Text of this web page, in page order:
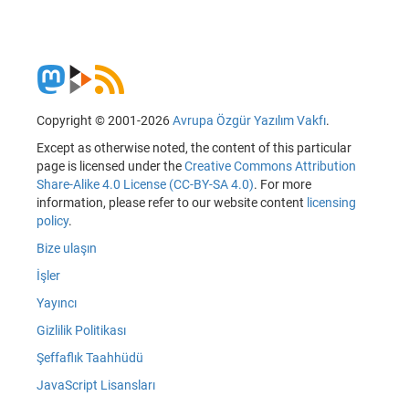
Copyright © 2001-2026Avrupa Özgür Yazılım Vakfı.
Except as otherwise noted, the content of this particular
page is licensed under theCreative Commons Attribution
Share-Alike 4.0 License (CC-BY-SA 4.0). For more
information, please refer to our website content licensing
policy.
Bize ulaşın
İşler
Yayıncı
Gizlilik Politikası
Şeffaflık Taahhüdü
JavaScript Lisansları